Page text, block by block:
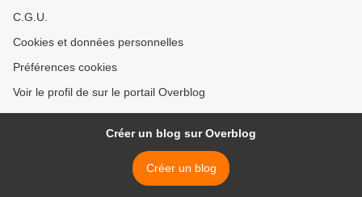
C.G.U.
Cookies et données personnelles
Préférences cookies
Voir le profil de sur le portail Overblog
Créer un blog sur Overblog
Créer un blog